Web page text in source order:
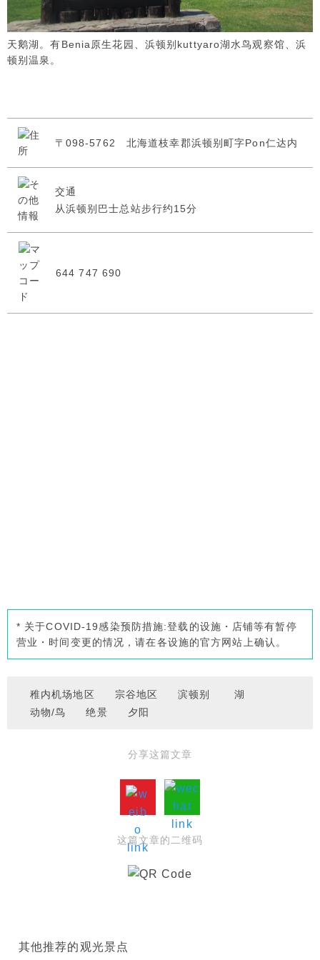
天鹅湖。有Benia原生花园、浜顿别kuttyaro湖水鸟观察馆、浜
顿别温泉。
〒098-5762 北海道枝幸郡浜顿别町字Pon仁达内
交通
从浜顿别巴士总站步行约15分
644 747 690
* 关于COVID-19感染预防措施:登载的设施・店铺等有暂停
营业・时间变更的情况，请在各设施的官方网站上确认。
稚内机场地区 宗谷地区 滨顿别
湖
动物/鸟
绝景 夕阳
分享这篇文章
这篇文章的二维码
其他推荐的观光景点